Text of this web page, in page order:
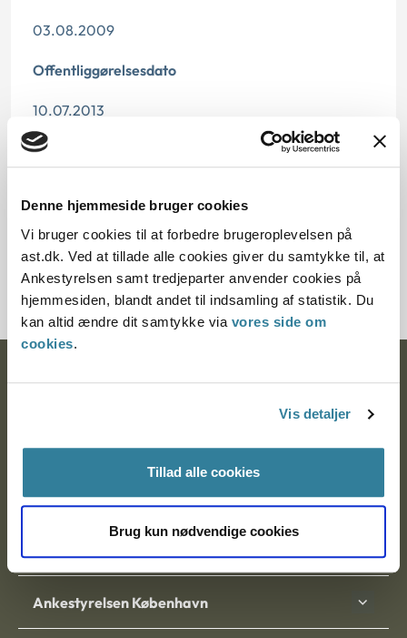
Denne hjemmeside bruger cookies
Vi bruger cookies til at forbedre brugeroplevelsen på
ast.dk. Ved at tillade alle cookies giver du samtykke til, at
Ankestyrelsen samt tredjeparter anvender cookies på
hjemmesiden, blandt andet til indsamling af statistik. Du
kan altid ændre dit samtykke via vores side om
cookies.
Vis detaljer
Tillad alle cookies
Brug kun nødvendige cookies
03.08.2009
Offentliggørelsesdato
10.07.2013
Paragraf
Journalnummer
7100013-08
Ankestyrelsen
Ankestyrelsen København